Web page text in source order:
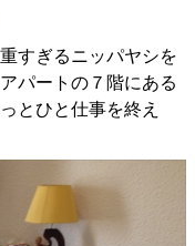
すぎるニッパヤシを
パートの７階にある
とひと仕事を終え